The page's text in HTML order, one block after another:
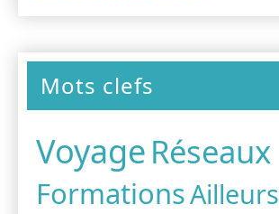
Mots clefs
VoyageRéseaux
FormationsAilleurs